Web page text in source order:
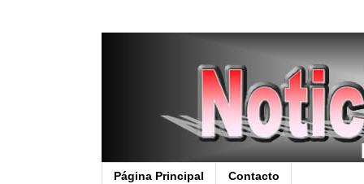
Página Principal Contacto